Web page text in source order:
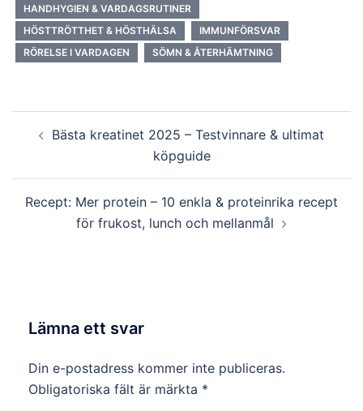
HANDHYGIEN & VARDAGSRUTINER
HÖSTTRÖTTHET & HÖSTHÄLSA
IMMUNFÖRSVAR
RÖRELSE I VARDAGEN
SÖMN & ÅTERHÄMTNING
Bästa kreatinet 2025 – Testvinnare & ultimat
köpguide
Recept: Mer protein – 10 enkla & proteinrika recept
för frukost, lunch och mellanmål
Lämna ett svar
Din e-postadress kommer inte publiceras.
Obligatoriska fält är märkta *